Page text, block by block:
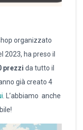
organizzato
2023, ha preso il
prezzi da tutto il
già creato 4
. L’abbiamo anche